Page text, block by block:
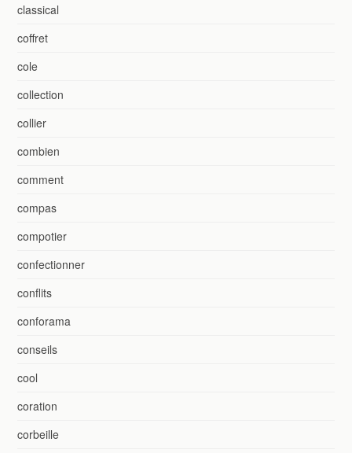
classical
coffret
cole
collection
collier
combien
comment
compas
compotier
confectionner
conflits
conforama
conseils
cool
coration
corbeille